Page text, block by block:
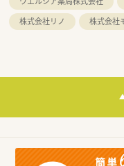
株式会社リノ
株式会社